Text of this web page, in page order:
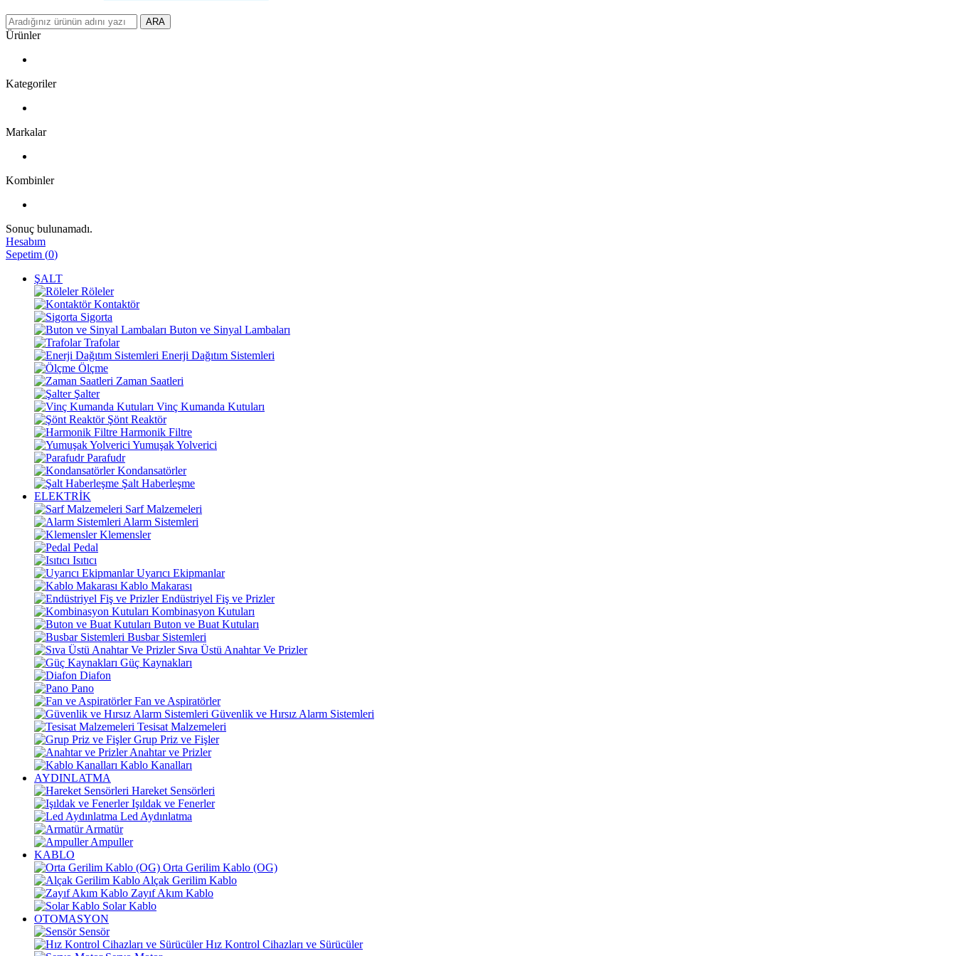
ARA
Ürünler
Kategoriler
Markalar
Kombinler
Sonuç bulunamadı.
Hesabım
Sepetim (0)
ŞALT
Röleler
Kontaktör
Sigorta
Buton ve Sinyal Lambaları
Trafolar
Enerji Dağıtım Sistemleri
Ölçme
Zaman Saatleri
Şalter
Vinç Kumanda Kutuları
Şönt Reaktör
Harmonik Filtre
Yumuşak Yolverici
Parafudr
Kondansatörler
Şalt Haberleşme
ELEKTRİK
Sarf Malzemeleri
Alarm Sistemleri
Klemensler
Pedal
Isıtıcı
Uyarıcı Ekipmanlar
Kablo Makarası
Endüstriyel Fiş ve Prizler
Kombinasyon Kutuları
Buton ve Buat Kutuları
Busbar Sistemleri
Sıva Üstü Anahtar Ve Prizler
Güç Kaynakları
Diafon
Pano
Fan ve Aspiratörler
Güvenlik ve Hırsız Alarm Sistemleri
Tesisat Malzemeleri
Grup Priz ve Fişler
Anahtar ve Prizler
Kablo Kanalları
AYDINLATMA
Hareket Sensörleri
Işıldak ve Fenerler
Led Aydınlatma
Armatür
Ampuller
KABLO
Orta Gerilim Kablo (OG)
Alçak Gerilim Kablo
Zayıf Akım Kablo
Solar Kablo
OTOMASYON
Sensör
Hız Kontrol Cihazları ve Sürücüler